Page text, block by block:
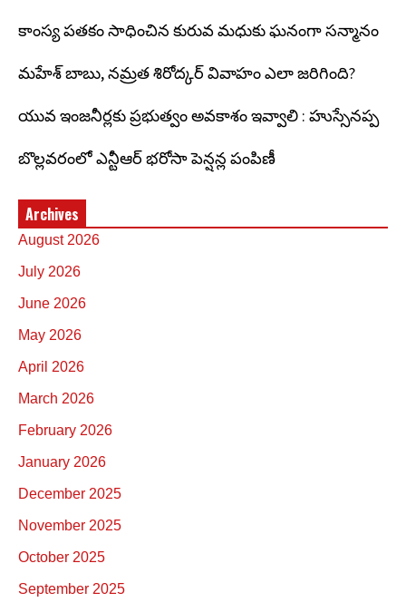
కాంస్య పతకం సాధించిన కురువ మధుకు ఘనంగా సన్మానం
మహేశ్ బాబు, నమ్రత శిరోద్కర్ వివాహం ఎలా జరిగింది?
యువ ఇంజనీర్లకు ప్రభుత్వం అవకాశం ఇవ్వాలి : హుస్సేనప్ప
బొల్లవరంలో ఎన్టీఆర్ భరోసా పెన్షన్ల పంపిణీ
Archives
August 2026
July 2026
June 2026
May 2026
April 2026
March 2026
February 2026
January 2026
December 2025
November 2025
October 2025
September 2025